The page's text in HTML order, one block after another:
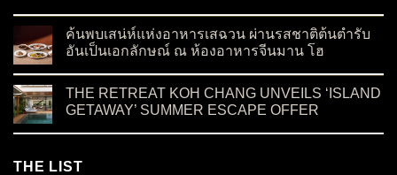
ค้นพบเสน่ห์แห่งอาหารเสฉวน ผ่านรสชาติต้นตำรับ
อันเป็นเอกลักษณ์ ณ ห้องอาหารจีนมาน โฮ
THE RETREAT KOH CHANG UNVEILS ‘ISLAND
GETAWAY’ SUMMER ESCAPE OFFER
THE LIST